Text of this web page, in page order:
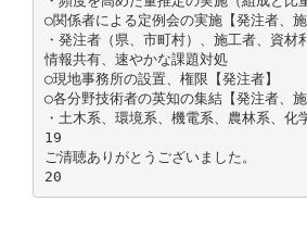
○関係者による定例会の実施【発注者、施
・発注者（県、市町村）、施工者、資材
情報共有、速やかな課題対処
○現地事務所の設置、権限【発注者】
○各分野技術者の英知の集結【発注者、施
・土木系、環境系、機電系、農林系、化
19
ご清聴ありがとうございました。